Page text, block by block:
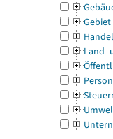
Gebiet
Land-